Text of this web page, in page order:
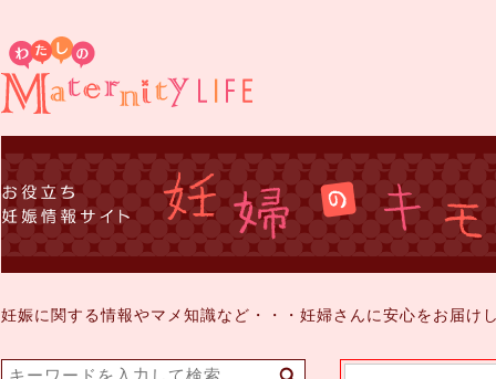
妊娠に関する情報やマメ知識など・・・妊婦さんに安心をお届け